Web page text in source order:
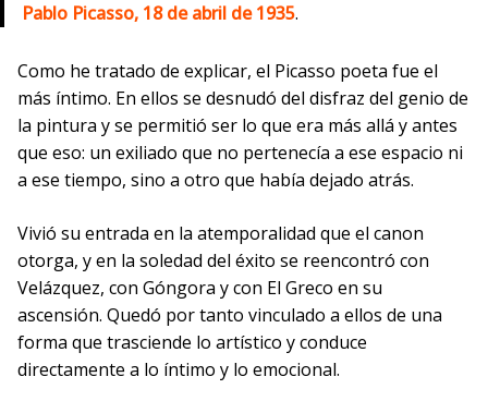
Pablo Picasso, 18 de abril de 1935.
Como he tratado de explicar, el Picasso poeta fue el
más íntimo. En ellos se desnudó del disfraz del genio de
la pintura y se permitió ser lo que era más allá y antes
que eso: un exiliado que no pertenecía a ese espacio ni
a ese tiempo, sino a otro que había dejado atrás.
Vivió su entrada en la atemporalidad que el canon
otorga, y en la soledad del éxito se reencontró con
Velázquez, con Góngora y con El Greco en su
ascensión. Quedó por tanto vinculado a ellos de una
forma que trasciende lo artístico y conduce
directamente a lo íntimo y lo emocional.